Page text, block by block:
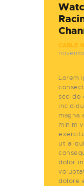
CABLE
Lorem
sed do
magna
minim
ut
dolor
dolore